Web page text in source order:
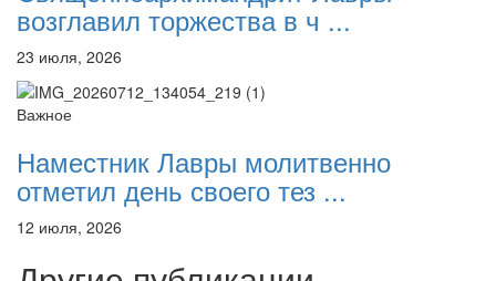
возглавил торжества в ч ...
23 июля, 2026
Важное
Наместник Лавры молитвенно
отметил день своего тез ...
12 июля, 2026